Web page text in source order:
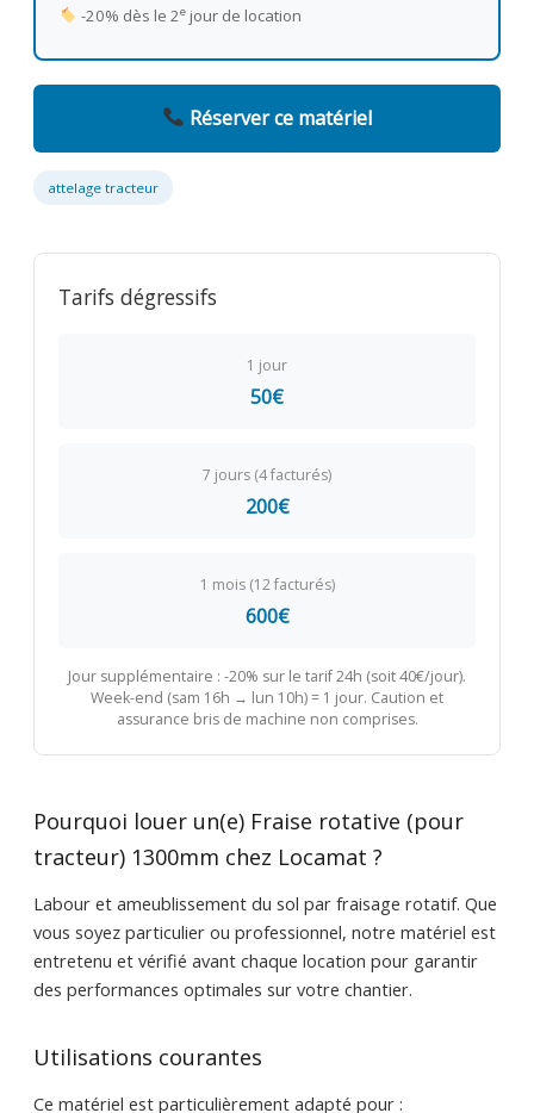
-20% dès le 2ejour de location
Réserver ce matériel
attelage tracteur
Tarifs dégressifs
1 jour
50€
7 jours (4 facturés)
200€
1 mois (12 facturés)
600€
Jour supplémentaire : -20% sur le tarif 24h (soit 40€/jour).
Week-end (sam 16h → lun 10h) = 1 jour. Caution et
assurance bris de machine non comprises.
Pourquoi louer un(e) Fraise rotative (pour
tracteur) 1300mm chez Locamat ?
Labour et ameublissement du sol par fraisage rotatif. Que
vous soyez particulier ou professionnel, notre matériel est
entretenu et vérifié avant chaque location pour garantir
des performances optimales sur votre chantier.
Utilisations courantes
Ce matériel est particulièrement adapté pour :